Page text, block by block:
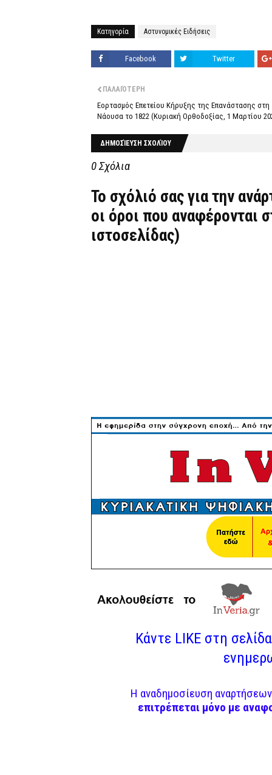
Κατηγορία Αστυνομικές Ειδήσεις
Facebook Twitter
ΠΑΛΑΙΌΤΕΡΗ
Εορτασμός Επετείου Κήρυξης της Επανάστασης στη
Νάουσα το 1822 (Κυριακή Ορθοδοξίας, 1 Μαρτίου
ΔΗΜΟΣΊΕΥΣΗ ΣΧΟΛΊΟΥ
0 Σχόλια
Το σχόλιό σας για την
οι όροι που αναφέρονται
ιστοσελίδας)
Κάντε LIKE στη
Η αναδημοσίευση
επιτρέπεται μόνο με